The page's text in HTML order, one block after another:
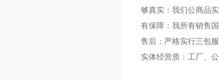
够真实：我们公商品
有保障：我所有销售
售后：严格实行三包
实体经营质：工厂、